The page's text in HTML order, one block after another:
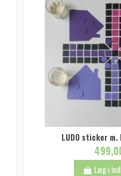
LUDO sticker
Læg i